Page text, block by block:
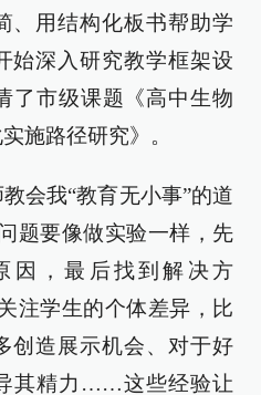
、用结构化板书帮助学
始深入研究教学框架设
了市级课题《高中生物
施路径研究》。
会我“教育无小事”的道
题要像做实验一样，先
因，最后找到解决方
注学生的个体差异，比
创造展示机会、对于好
其精力……这些经验让